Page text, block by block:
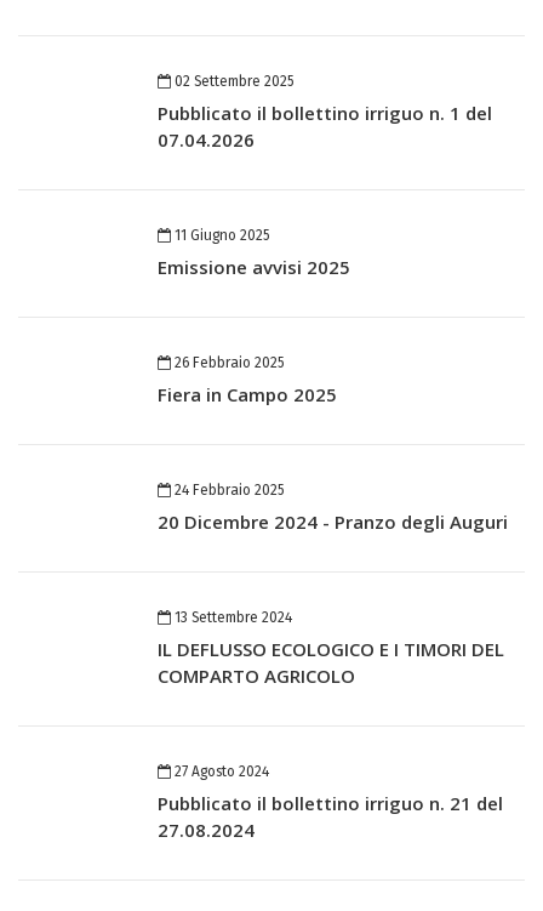
02 Settembre 2025
Pubblicato il bollettino irriguo n. 1 del
07.04.2026
11 Giugno 2025
Emissione avvisi 2025
26 Febbraio 2025
Fiera in Campo 2025
24 Febbraio 2025
20 Dicembre 2024 - Pranzo degli Auguri
13 Settembre 2024
IL DEFLUSSO ECOLOGICO E I TIMORI DEL
COMPARTO AGRICOLO
27 Agosto 2024
Pubblicato il bollettino irriguo n. 21 del
27.08.2024